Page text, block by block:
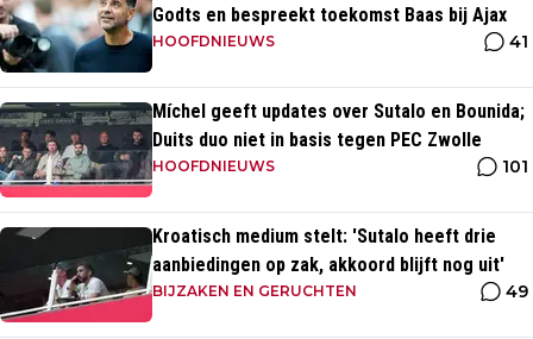
Godts en bespreekt toekomst Baas bij Ajax
HOOFDNIEUWS 41
Míchel geeft updates over Sutalo en Bounida;
Duits duo niet in basis tegen PEC Zwolle
HOOFDNIEUWS 101
Kroatisch medium stelt: 'Sutalo heeft drie
aanbiedingen op zak, akkoord blijft nog uit'
BIJZAKEN EN GERUCHTEN 49